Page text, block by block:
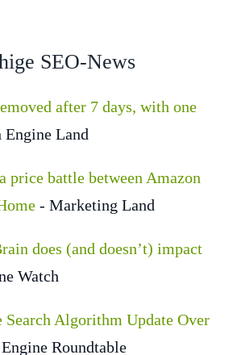
SEO-News
after 7 days, with one
Engine Land
price battle between Amazon
- Marketing Land
does (and doesn’t) impact
Watch
Search Algorithm Update Over
Roundtable